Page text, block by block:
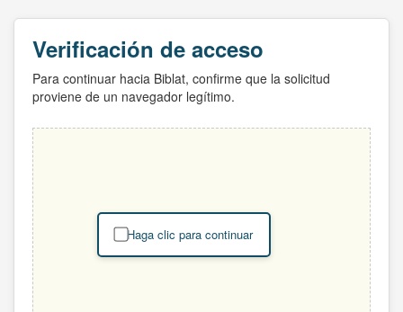
Verificación de acceso
Para continuar hacia Biblat, confirme que la solicitud
proviene de un navegador legítimo.
Haga clic para continuar